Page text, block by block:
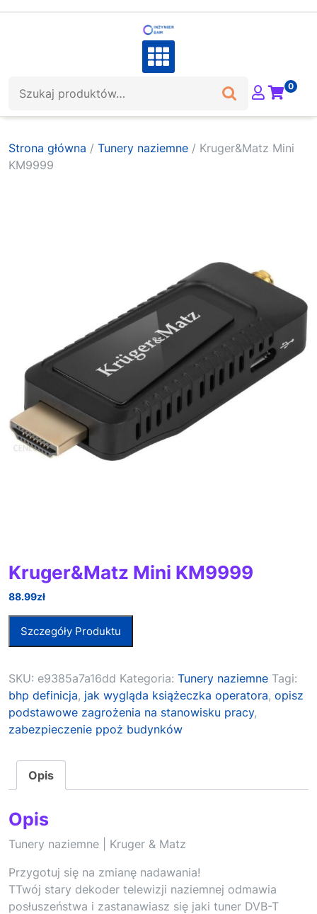
0
Strona główna / Tunery naziemne / Kruger&Matz Mini
KM9999
Kruger&Matz Mini KM9999
88.99zł
Szczegóły Produktu
SKU: e9385a7a16dd Kategoria: Tunery naziemne Tagi:
bhp definicja, jak wygląda książeczka operatora, opisz
podstawowe zagrożenia na stanowisku pracy,
zabezpieczenie ppoż budynków
Opis
Opis
Tunery naziemne | Kruger & Matz
Przygotuj się na zmianę nadawania!
TTwój stary dekoder telewizji naziemnej odmawia
posłuszeństwa i zastanawiasz się jaki tuner DVB-T